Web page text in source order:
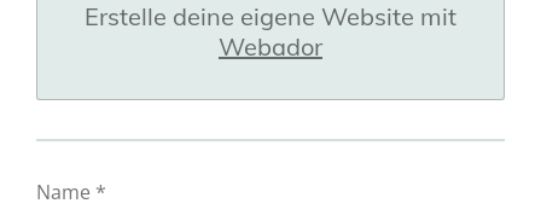
Erstelle deine eigene Website mit
Webador
Name *